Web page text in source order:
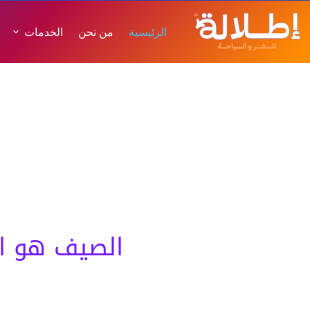
الرئيسية من نحن الخدمات
اكتشف